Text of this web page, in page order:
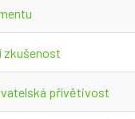
zkušenost
přívětivost